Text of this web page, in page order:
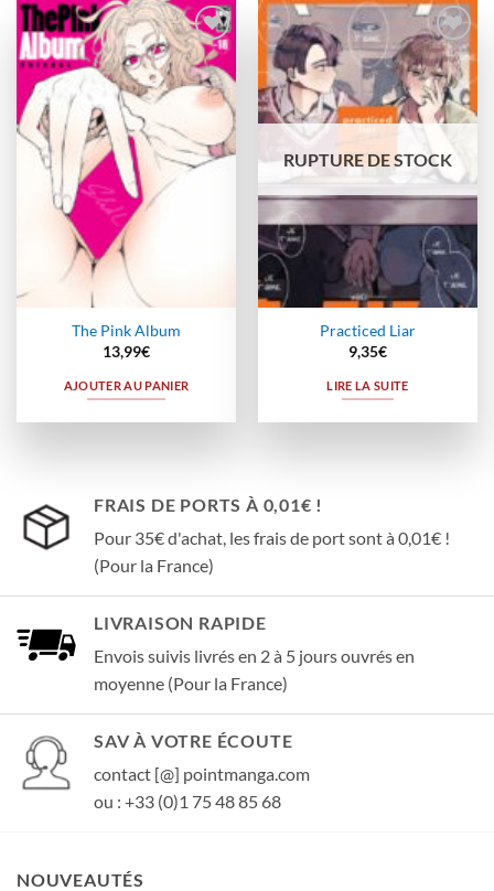
Ajouter
à la
wishlist
The Pink Album
13,99€
AJOUTER AU PANIER
Ajouter
à la
wishlist
RUPTURE DE STOCK
Practiced Liar
9,35€
LIRE LA SUITE
FRAIS DE PORTS À 0,01€ !
Pour 35€ d'achat, les frais de port sont à 0,01€ !
(Pour la France)
LIVRAISON RAPIDE
Envois suivis livrés en 2 à 5 jours ouvrés en
moyenne (Pour la France)
SAV À VOTRE ÉCOUTE
contact [@] pointmanga.com
ou : +33 (0)1 75 48 85 68
NOUVEAUTÉS